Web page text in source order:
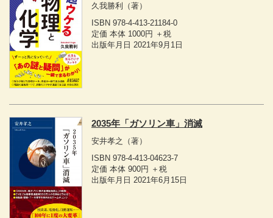
久我勝利
（著）
ISBN 978-4-413-21184-0
定価 本体 1000円 ＋税
出版年月日 2021年9月1日
2035年「ガソリン車」消滅
安井孝之
（著）
ISBN 978-4-413-04623-7
定価 本体 900円 ＋税
出版年月日 2021年6月15日